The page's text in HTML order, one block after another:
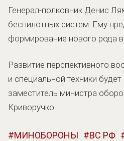
Генерал-полковник Денис
беспилотных систем. Ему
формирование нового рода
Развитие перспективного
и специальной техники будет
заместитель министра
Криворучко.
МИНОБОРОНЫ ВС РФ